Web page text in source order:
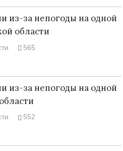
из-за непогоды на одной
области
565
из-за непогоды на одной
552